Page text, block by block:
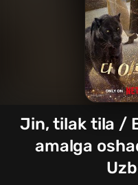
Jin, tilak tila /
amalga